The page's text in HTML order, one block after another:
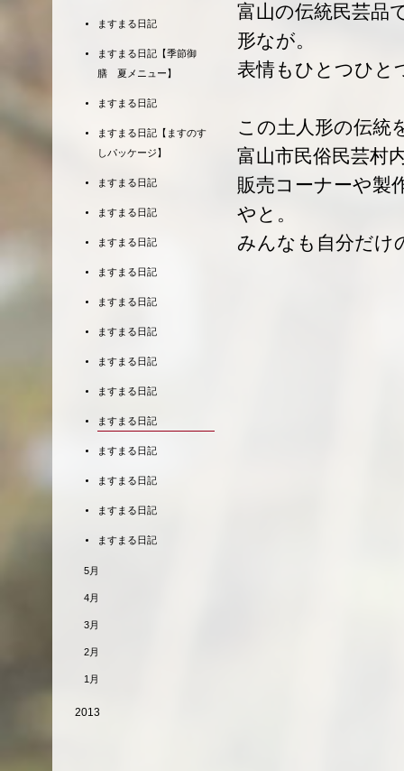
富山の伝統民芸品
形なが。
表情もひとつひと
この土人形の伝統
富山市民俗民芸村
販売コーナーや製
やと。
みんなも自分だけ
ますまる日記
ますまる日記【季節御
膳 夏メニュー】
ますまる日記
ますまる日記【ますのす
しパッケージ】
ますまる日記
ますまる日記
ますまる日記
ますまる日記
ますまる日記
ますまる日記
ますまる日記
ますまる日記
ますまる日記
ますまる日記
ますまる日記
ますまる日記
ますまる日記
5月
4月
3月
2月
1月
2013